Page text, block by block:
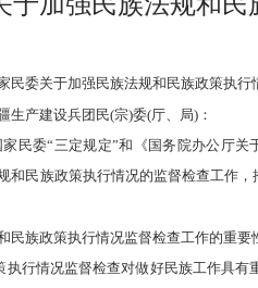
委关于加强民族法规和民族政策执行
产建设兵团民(宗)委(厅、局)：
委“三定规定”和《国务院办公厅关
和民族政策执行情况的监督检查工作
族政策执行情况监督检查工作的重要
情况监督检查对做好民族工作具有